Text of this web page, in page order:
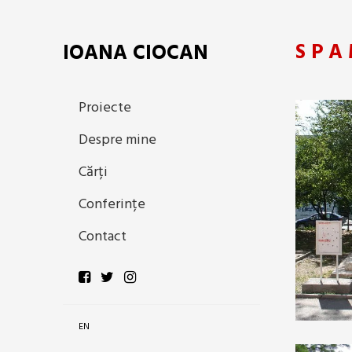
IOANA CIOCAN
Proiecte
Despre mine
Cărți
Conferințe
Contact
EN
S P A